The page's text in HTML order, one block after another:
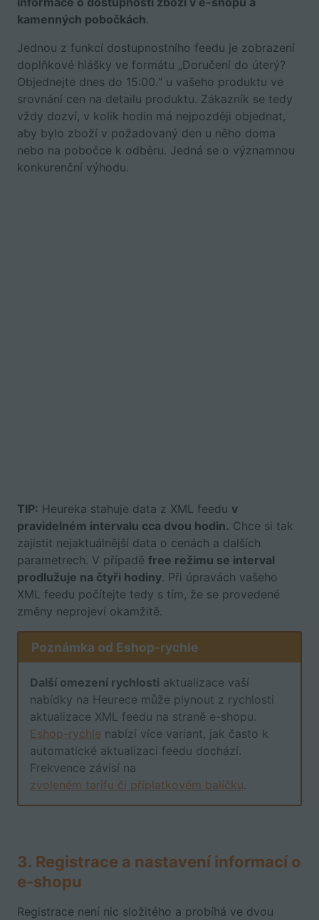
kamenných pobočkách.
Jednou z funkcí dostupnostního feedu je zobrazení
doplňkové hlášky ve formátu „Doručení do úterý?
Objednejte dnes do 15:00.“ u vašeho produktu ve
srovnání cen na detailu produktu. Zákazník se tedy
vždy dozví, v kolik hodin má nejpozději objednat,
aby bylo zboží v požadovaný den u něho doma
nebo na pobočce k odběru. Jedná se o významnou
konkurenční výhodu.
TIP: Heureka stahuje data z XML feedu v
pravidelném intervalu cca dvou hodin. Chce si tak
zajistit nejaktuálnější data o cenách a dalších
parametrech. V případě free režimu se interval
prodlužuje na čtyři hodiny. Při úpravách vašeho
XML feedu počítejte tedy s tím, že se provedené
změny neprojeví okamžitě.
Poznámka od Eshop-rychle
Další omezení rychlosti aktualizace vaší
nabídky na Heurece může plynout z rychlosti
aktualizace XML feedu na straně e-shopu.
Eshop-rychle nabízí více variant, jak často k
automatické aktualizaci feedu dochází.
Frekvence závisí na
zvoleném tarifu či příplatkovém balíčku.
3. Registrace a nastavení informací o
e-shopu
Registrace není nic složitého a probíhá ve dvou